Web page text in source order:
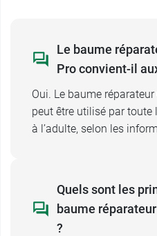
Le baume
Pro convient-il
Oui. Le baume
peut être utilisé par
à l’adulte, selon les
Quels sont les
baume
?